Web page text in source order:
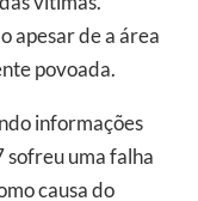
apesar de a área
povoada.
informações
sofreu uma falha
causa do